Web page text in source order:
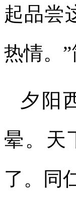
起品尝
热情。
夕阳
晕。天
了。同